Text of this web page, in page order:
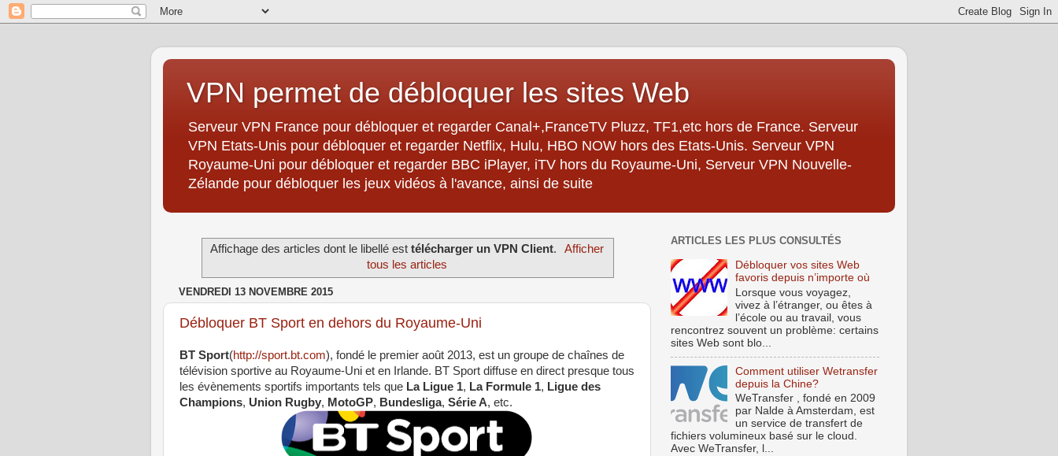
VPN permet de débloquer les sites Web
Serveur VPN France pour débloquer et regarder Canal+,FranceTV Pluzz, TF1,etc hors de France. Serveur
VPN Etats-Unis pour débloquer et regarder Netflix, Hulu, HBO NOW hors des Etats-Unis. Serveur VPN
Royaume-Uni pour débloquer et regarder BBC iPlayer, iTV hors du Royaume-Uni, Serveur VPN Nouvelle-
Zélande pour débloquer les jeux vidéos à l'avance, ainsi de suite
Affichage des articles dont le libellé esttélécharger un VPN Client.
Afficher
tous les articles
VENDREDI 13 NOVEMBRE 2015
Débloquer BT Sport en dehors du Royaume-Uni
BT Sport(http://sport.bt.com), fondé le premier août 2013, est un groupe de chaînes de
télévision sportive au Royaume-Uni et en Irlande. BT Sport diffuse en direct presque tous
les évènements sportifs importants tels que La Ligue 1, La Formule 1, Ligue des
Champions, Union Rugby, MotoGP, Bundesliga, Série A, etc.
ARTICLES LES PLUS CONSULTÉS
Débloquer vos sites Web
favoris depuis n’importe où
Lorsque vous voyagez,
vivez à l’étranger, ou êtes à
l’école ou au travail, vous
rencontrez souvent un problème: certains
sites Web sont blo...
Comment utiliser Wetransfer
depuis la Chine?
WeTransfer , fondé en 2009
par Nalde à Amsterdam, est
un service de transfert de
fichiers volumineux basé sur le cloud.
Avec WeTransfer, l...